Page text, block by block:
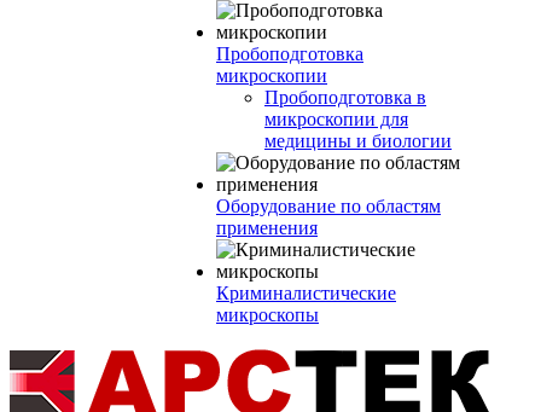
Пробоподготовка
микроскопии
Пробоподготовка в
микроскопии для
медицины и биологии
Оборудование по областям
применения
Криминалистические
микроскопы